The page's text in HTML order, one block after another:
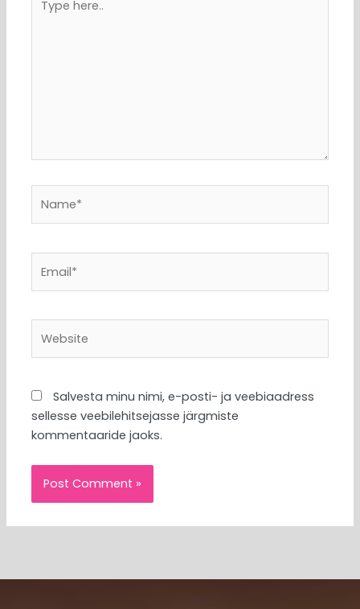
here..
Salvesta minu nimi, e-posti- ja veebiaadress
sellesse veebilehitsejasse järgmiste
kommentaaride jaoks.